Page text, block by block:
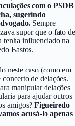
com o PSDB
sugerindo
Sempre
supor que o fato de
tenha influenciado na
Bastos.
neste caso (como em
de delações.
manipular delações
para ajudar outros
amigos? Figueiredo
acusá-lo apenas